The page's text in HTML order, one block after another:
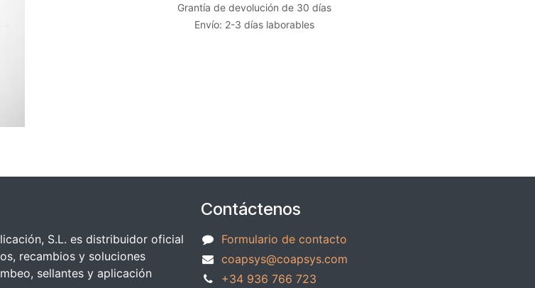
Grantía de devolución de 30 días
Envío: 2-3 días laborables
S.L. es distribuidor oficial
recambios y soluciones
sellantes y aplicación
Contáctenos
Formulario de contacto
coapsys@coapsys.com
+34 936 766 723